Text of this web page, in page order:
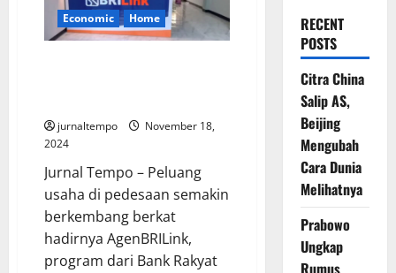
Economic Home
jurnaltempo
November 18,
2024
Jurnal Tempo – Peluang
usaha di pedesaan semakin
berkembang berkat
hadirnya AgenBRILink,
program dari Bank Rakyat
RECENT
POSTS
Citra China
Salip AS,
Beijing
Mengubah
Cara Dunia
Melihatnya
Prabowo
Ungkap
Rumus